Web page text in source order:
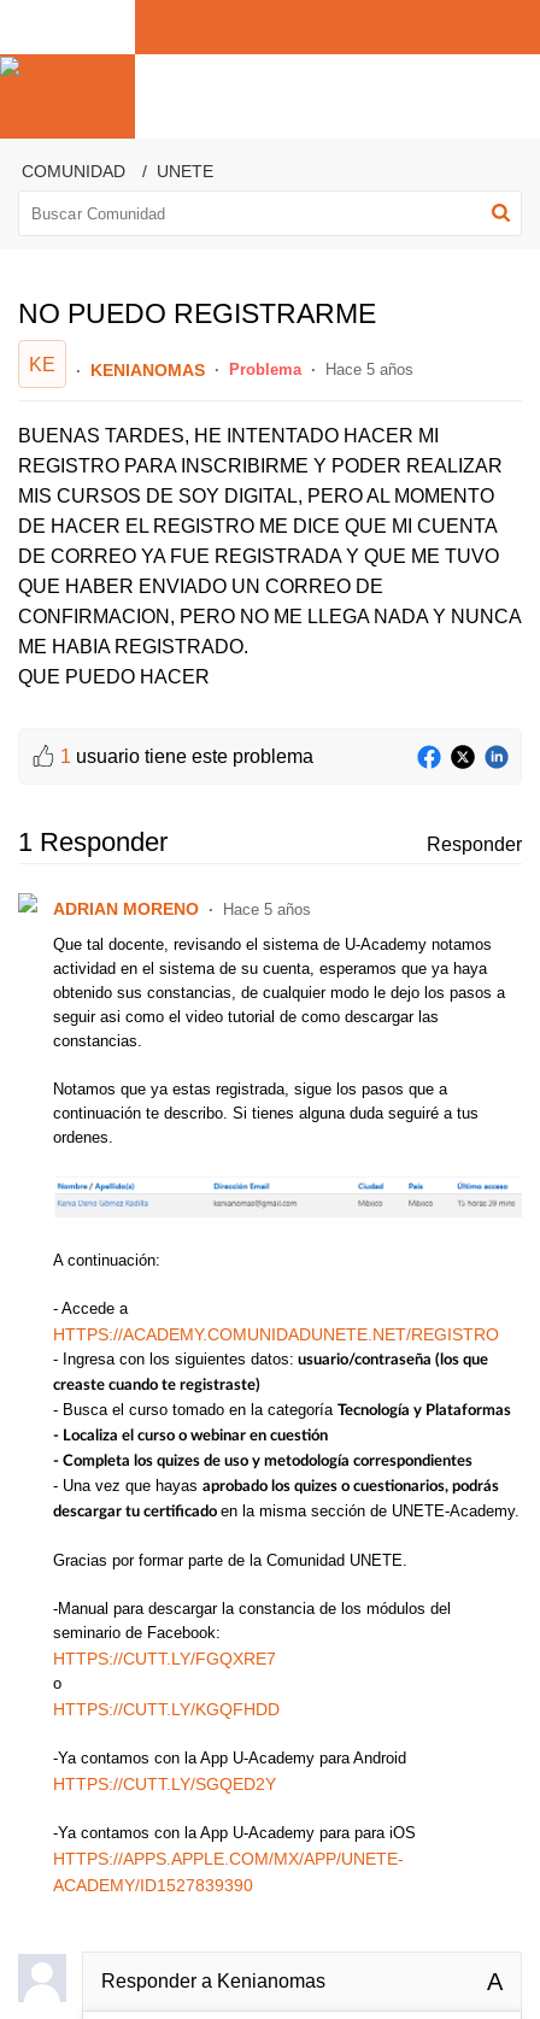
COMUNIDAD UNETE
NO PUEDO REGISTRARME
KE KENIANOMAS Problema Hace 5 años
BUENAS TARDES, HE INTENTADO HACER MI
REGISTRO PARA INSCRIBIRME Y PODER REALIZAR
MIS CURSOS DE SOY DIGITAL, PERO AL MOMENTO
DE HACER EL REGISTRO ME DICE QUE MI CUENTA
DE CORREO YA FUE REGISTRADA Y QUE ME TUVO
QUE HABER ENVIADO UN CORREO DE
CONFIRMACION, PERO NO ME LLEGA NADA Y NUNCA
ME HABIA REGISTRADO.
QUE PUEDO HACER
1 usuario tiene este problema
1 Responder Responder
ADRIAN MORENO
Hace 5 años
Que tal docente, revisando el sistema de U-Academy notamos
actividad en el sistema de su cuenta, esperamos que ya haya
obtenido sus constancias, de cualquier modo le dejo los pasos a
seguir asi como el video tutorial de como descargar las
constancias.
Notamos que ya estas registrada, sigue los pasos que a
continuación te describo. Si tienes alguna duda seguiré a tus
ordenes.
A continuación:
- Accede a
HTTPS://ACADEMY.COMUNIDADUNETE.NET/REGISTRO
- Ingresa con los siguientes datos: usuario/contraseña (los que
creaste cuando te registraste)
- Busca el curso tomado en la categoría Tecnología y Plataformas
- Localiza el curso o webinar en cuestión
- Completa los quizes de uso y metodología correspondientes
- Una vez que hayas aprobado los quizes o cuestionarios, podrás
descargar tu certificado en la misma sección de UNETE-Academy.
Gracias por formar parte de la Comunidad UNETE.
-Manual para descargar la constancia de los módulos del
seminario de Facebook:
HTTPS://CUTT.LY/FGQXRE7
o
HTTPS://CUTT.LY/KGQFHDD
-Ya contamos con la App U-Academy para Android
HTTPS://CUTT.LY/SGQED2Y
-Ya contamos con la App U-Academy para para iOS
HTTPS://APPS.APPLE.COM/MX/APP/UNETE-
ACADEMY/ID1527839390
Responder a Kenianomas A